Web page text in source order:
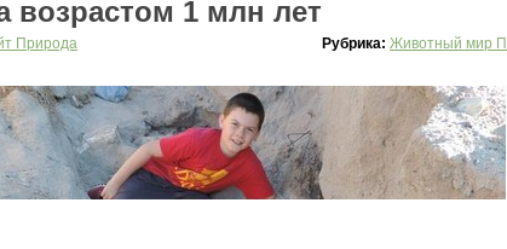
возрастом 1 млн лет
Природа Рубрика: Животный мир